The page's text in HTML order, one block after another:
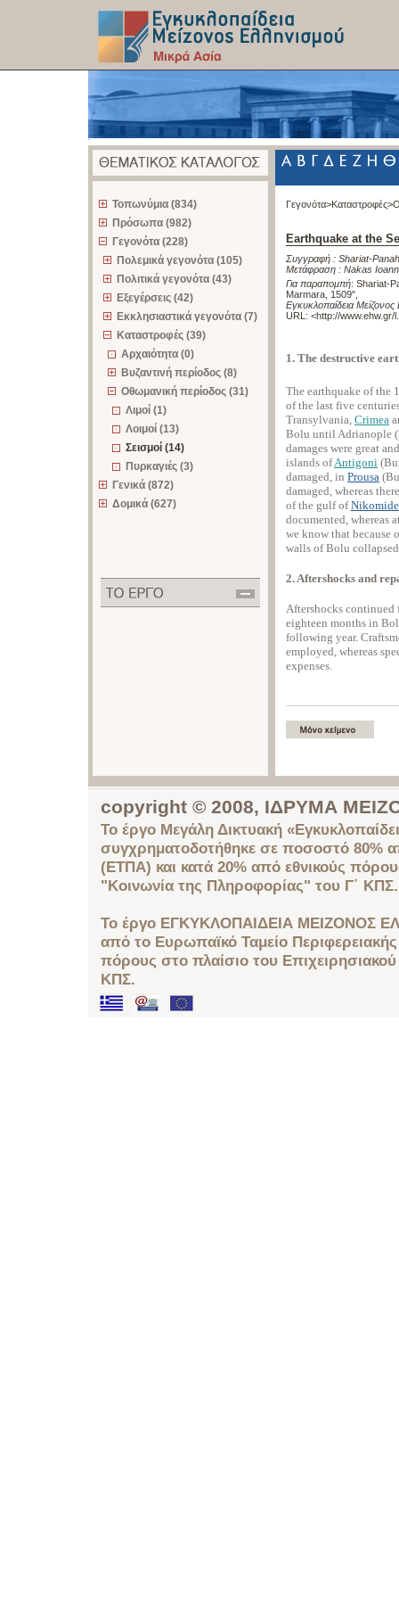
Τοπωνύμια (834)
Πρόσωπα (982)
Γεγονότα (228)
Πολεμικά γεγονότα (105)
Πολιτικά γεγονότα (43)
Εξεγέρσεις (42)
Εκκλησιαστικά γεγονότα (7)
Καταστροφές (39)
Αρχαιότητα (0)
Βυζαντινή περίοδος (8)
Οθωμανική περίοδος (31)
Λιμοί (1)
Λοιμοί (13)
Σεισμοί (14)
Πυρκαγιές (3)
Γενικά (872)
Δομικά (627)
Γεγονότα>Καταστροφές>
Earthquake at the
Συγγραφή : Shariat-
Μετάφραση : Nakas
Για παραπομπή: Shariat-
Marmara, 1509"
Εγκυκλοπαίδεια
URL: <http://www.ehw.gr/
1. The destructive
The earthquake of the
of the last five
Transylvania, Crimea
Bolu until Adrianople
damages were great
islands ofAntigoni
damaged, in Prousa
damaged, whereas
of the gulf of
documented, whereas
we know that because
walls of Bolu
2. Aftershocks and
Aftershocks continued
eighteen months in
following year.
employed, whereas
expenses.
copyright © 2008, ΙΔΡΥΜΑ
Το έργο Μεγάλη Δικτυακή
συγχρηματοδοτήθηκε σε ποσοστό 80%
(ΕΤΠΑ) και κατά 20% από εθνικούς
"Κοινωνία της Πληροφορίας" του Γ΄ ΚΠΣ.
Το έργο ΕΓΚΥΚΛΟΠΑΙΔΕΙΑ ΜΕΙΖΟΝΟΣ
από το Ευρωπαϊκό Ταμείο
πόρους στο πλαίσιο του
ΚΠΣ.